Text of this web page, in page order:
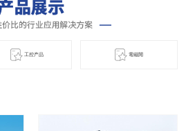
工控产品 電磁閞